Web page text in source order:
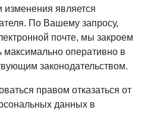
изменения является
По Вашему запросу,
почте, мы закроем
максимально оперативно в
законодательством.
правом отказаться от
данных в